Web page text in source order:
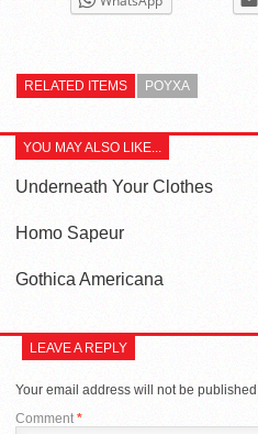
RELATED ITEMS ΡΟΥΧΑ
YOU MAY ALSO LIKE...
Underneath Your Clothes
Homo Sapeur
Gothica Americana
LEAVE A REPLY
Your email address will not be published.
Comment *